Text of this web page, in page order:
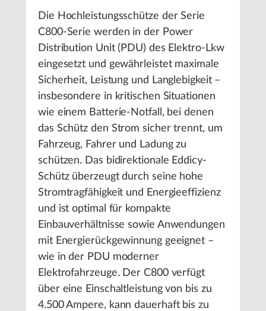
Die Hochleistungsschütze der Serie
C800-Serie werden in der Power
Distribution Unit (PDU) des Elektro-Lkw
eingesetzt und gewährleistet maximale
Sicherheit, Leistung und Langlebigkeit –
insbesondere in kritischen Situationen
wie einem Batterie-Notfall, bei denen
das Schütz den Strom sicher trennt, um
Fahrzeug, Fahrer und Ladung zu
schützen. Das bidirektionale Eddicy-
Schütz überzeugt durch seine hohe
Stromtragfähigkeit und Energieeffizienz
und ist optimal für kompakte
Einbauverhältnisse sowie Anwendungen
mit Energierückgewinnung geeignet –
wie in der PDU moderner
Elektrofahrzeuge. Der C800 verfügt
über eine Einschaltleistung von bis zu
4.500 Ampere, kann dauerhaft bis zu